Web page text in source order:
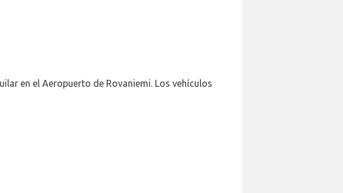
en el Aeropuerto de Rovaniemi. Los vehículos